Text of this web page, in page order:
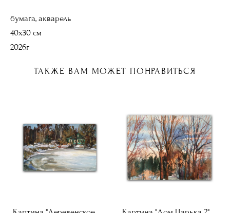
бумага, акварель
40х30 см
2026г
ТАКЖЕ ВАМ МОЖЕТ ПОНРАВИТЬСЯ